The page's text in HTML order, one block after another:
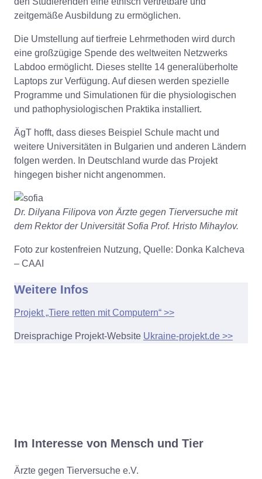
zeitgemäße Ausbildung zu ermöglichen.
Die Umstellung auf tierfreie Lehrmethoden wird durch
eine großzügige Spende des weltweiten Netzwerks
Labdoo ermöglicht. Dieses stellte 14 generalüberholte
Laptops zur Verfügung. Auf diesen werden spezielle
Programme und Simulationen für die physiologischen
und pathophysiologischen Praktika installiert.
ÄgT hofft, dass dieses Beispiel Schule macht und
weitere Universitäten in Bulgarien und anderen Ländern
folgen werden. In Deutschland wurde das Projekt
hingegen bisher nicht angenommen.
Dr. Dilyana Filipova von Ärzte gegen Tierversuche mit
dem Rektor der Universität Sofia Prof. Hristo Mihaylov.
Foto zur kostenfreien Nutzung, Quelle: Donka Kalcheva
– CAAI
Weitere Infos
Projekt „Tiere retten mit Computern“ >>
Dreisprachige Projekt-Website Ukraine-projekt.de >>
Im Interesse von Mensch und Tier
Ärzte gegen Tierversuche e.V.